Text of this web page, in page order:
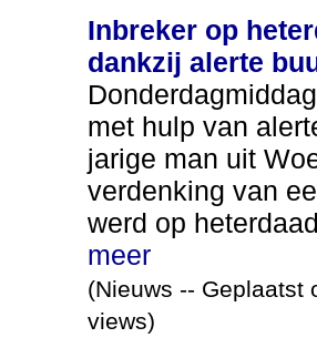
Inbreker op
dankzij alerte
met hulp van
jarige man uit
verdenking van
werd op
meer
(Nieuws -- Geplaatst
views)